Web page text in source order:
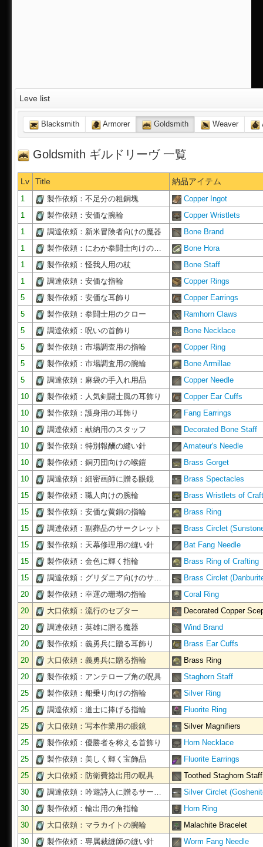
Leve list
Blacksmith Armorer Goldsmith Weaver
Goldsmith ギルドリーヴ 一覧
Lv Title 納品アイテム
1 製作依頼：不足分の粗銅塊
Copper Ingot
1
製作依頼：安価な腕輪
Copper Wristlets
1
調達依頼：新米冒険者向けの魔器
Bone Brand
1
製作依頼：にわか拳闘士向けの…
Bone Hora
1
製作依頼：怪我人用の杖
Bone Staff
1
調達依頼：安価な指輪
Copper Rings
5
製作依頼：安価な耳飾り
Copper Earrings
5
製作依頼：拳闘士用のクロー
Ramhorn Claws
5
調達依頼：呪いの首飾り
Bone Necklace
5
製作依頼：市場調査用の指輪
Copper Ring
5
製作依頼：市場調査用の腕輪
Bone Armillae
5
調達依頼：麻袋の手入れ用品
Copper Needle
10
製作依頼：人気剣闘士風の耳飾り
Copper Ear Cuffs
10
製作依頼：護身用の耳飾り
Fang Earrings
10
調達依頼：献納用のスタッフ
Decorated Bone Staff
10
製作依頼：特別報酬の縫い針
Amateur's Needle
10
製作依頼：銅刃団向けの喉鎧
Brass Gorget
10
調達依頼：細密画師に贈る眼鏡
Brass Spectacles
15
製作依頼：職人向けの腕輪
Brass Wristlets of
15
製作依頼：安価な黄銅の指輪
Brass Ring
15
調達依頼：副葬品のサークレット
Brass Circlet
15
製作依頼：天幕修理用の縫い針
Bat Fang Needle
15
製作依頼：金色に輝く指輪
Brass Ring of Crafting
15
調達依頼：グリダニア向けのサ…
Brass Circlet
20
製作依頼：幸運の珊瑚の指輪
Coral Ring
20
大口依頼：流行のセプター
Decorated Copper
20
調達依頼：英雄に贈る魔器
Wind Brand
20
製作依頼：義勇兵に贈る耳飾り
Brass Ear Cuffs
20
大口依頼：義勇兵に贈る指輪
Brass Ring
20
製作依頼：アンテロープ角の呪具
Staghorn Staff
25
製作依頼：船乗り向けの指輪
Silver Ring
25
調達依頼：道士に捧げる指輪
Fluorite Ring
25
大口依頼：写本作業用の眼鏡
Silver Magnifiers
25
製作依頼：優勝者を称える首飾り
Horn Necklace
25
製作依頼：美しく輝く宝飾品
Fluorite Earrings
25
大口依頼：防衛費捻出用の呪具
Toothed Staghorn Staff
30
調達依頼：吟遊詩人に贈るサー…
Silver Circlet
30
製作依頼：輸出用の角指輪
Horn Ring
30
大口依頼：マラカイトの腕輪
Malachite Bracelet
30
製作依頼：専属裁縫師の縫い針
Worm Fang Needle